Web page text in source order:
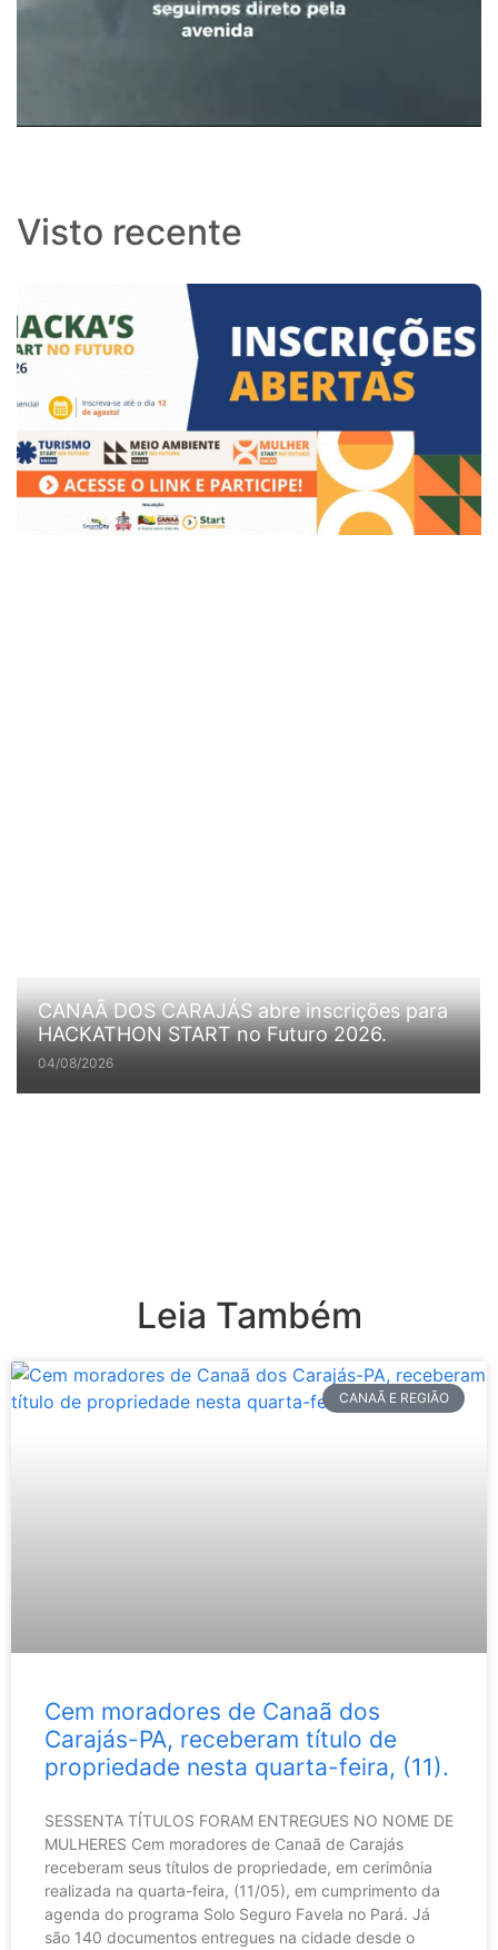
Visto recente
CANAÃ DOS CARAJÁS abre inscrições para
HACKATHON START no Futuro 2026.
04/08/2026
Leia Também
CANAÃ E REGIÃO
Cem moradores de Canaã dos
Carajás-PA, receberam título de
propriedade nesta quarta-feira, (11).
SESSENTA TÍTULOS FORAM ENTREGUES NO NOME DE
MULHERES Cem moradores de Canaã de Carajás
receberam seus títulos de propriedade, em cerimônia
realizada na quarta-feira, (11/05), em cumprimento da
agenda do programa Solo Seguro Favela no Pará. Já
são 140 documentos entregues na cidade desde o